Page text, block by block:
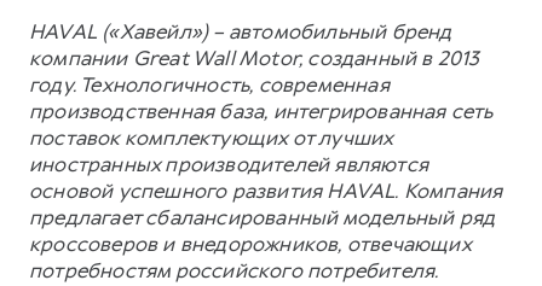
HAVAL («Хавейл») – автомобильный бренд
компании Great Wall Motor, созданный в 2013
году. Технологичность, современная
производственная база, интегрированная сеть
поставок комплектующих от лучших
иностранных производителей являются
основой успешного развития HAVAL. Компания
предлагает сбалансированный модельный ряд
кроссоверов и внедорожников, отвечающих
потребностям российского потребителя.